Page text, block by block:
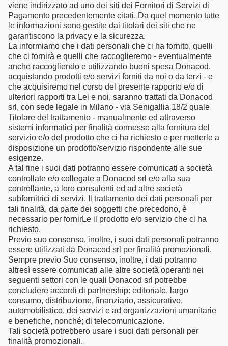
viene indirizzato ad uno dei siti dei Fornitori di Servizi di
Pagamento precedentemente citati. Da quel momento tutte
le informazioni sono gestite dai titolari dei siti che ne
garantiscono la privacy e la sicurezza.
La informiamo che i dati personali che ci ha fornito, quelli
che ci fornirà e quelli che raccoglieremo - eventualmente
anche raccogliendo e utilizzando buoni spesa Donacod,
acquistando prodotti e/o servizi forniti da noi o da terzi - e
che acquisiremo nel corso del presente rapporto e/o di
ulteriori rapporti tra Lei e noi, saranno trattati da Donacod
srl, con sede legale in Milano - via Senigallia 18/2 quale
Titolare del trattamento - manualmente ed attraverso
sistemi informatici per finalità connesse alla fornitura del
servizio e/o del prodotto che ci ha richiesto e per metterle a
disposizione un prodotto/servizio rispondente alle sue
esigenze.
A tal fine i suoi dati potranno essere comunicati a società
controllate e/o collegate a Donacod srl e/o alla sua
controllante, a loro consulenti ed ad altre società
subfornitrici di servizi. Il trattamento dei dati personali per
tali finalità, da parte dei soggetti che precedono, è
necessario per fornirLe il prodotto e/o servizio che ci ha
richiesto.
Previo suo consenso, inoltre, i suoi dati personali potranno
essere utilizzati da Donacod srl per finalità promozionali.
Sempre previo Suo consenso, inoltre, i dati potranno
altresì essere comunicati alle altre società operanti nei
seguenti settori con le quali Donacod srl potrebbe
concludere accordi di partnership: editoriale, largo
consumo, distribuzione, finanziario, assicurativo,
automobilistico, dei servizi e ad organizzazioni umanitarie
e benefiche, nonché; di telecomunicazione.
Tali società potrebbero usare i suoi dati personali per
finalità promozionali.